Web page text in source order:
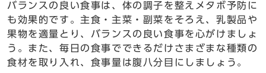
バランスの良い食事は、体の調子を整えメタボ予防に
も効果的です。主食・主菜・副菜をそろえ、乳製品や
果物を適量とり、バランスの良い食事を心がけましょ
う。また、毎日の食事でできるだけさまざまな種類の
食材を取り入れ、食事量は腹八分目にしましょう。